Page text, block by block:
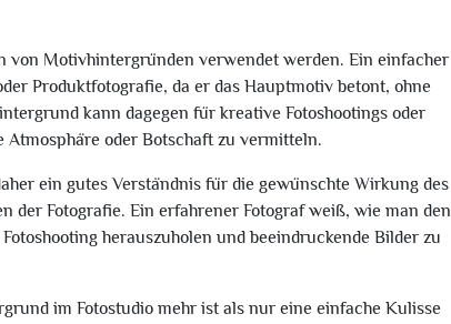
von Motivhintergründen verwendet werden. Ein einfacher
Produktfotografie, da er das Hauptmotiv betont, ohne
kann dagegen für kreative Fotoshootings oder
oder Botschaft zu vermitteln.
ein gutes Verständnis für die gewünschte Wirkung des
der Fotografie. Ein erfahrener Fotograf weiß, wie man den
herauszuholen und beeindruckende Bilder zu
im Fotostudio mehr ist als nur eine einfache Kulisse